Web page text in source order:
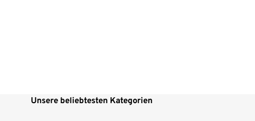
Unsere beliebtesten Kategorien